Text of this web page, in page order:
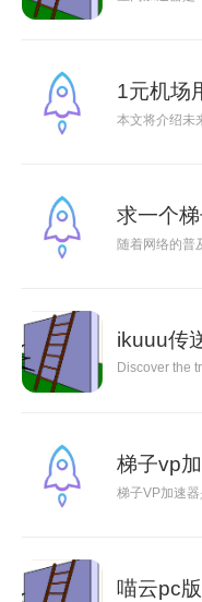
1元机场
本文将介绍未
求一个
随着网络的普
ikuuu传
Discover the
梯子vp
梯子VP加速
喵云pc